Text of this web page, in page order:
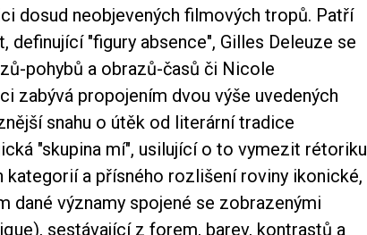
dosud neobjevených filmových tropů. Patří
definující "figury absence", Gilles Deleuze se
pohybů a obrazů-časů či Nicole
zabývá propojením dvou výše uvedených
snahu o útěk od literární tradice
"skupina mí", usilující o to vymezit rétoriku
kategorií a přísného rozlišení roviny ikonické,
dané významy spojené se zobrazenými
sestávající z forem, barev, kontrastů a